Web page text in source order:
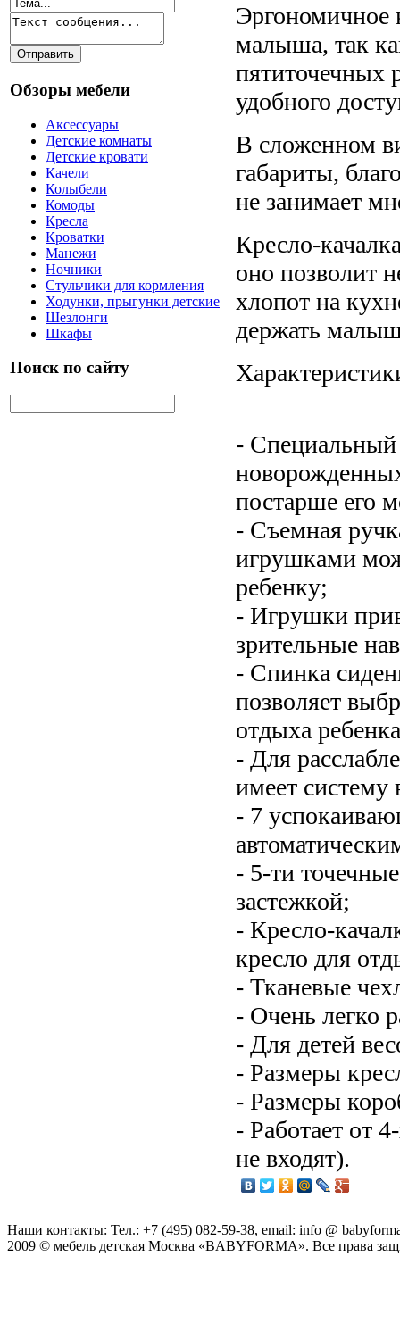
Обзоры мебели
Аксессуары
Детские комнаты
Детские кровати
Качели
Колыбели
Комоды
Кресла
Кроватки
Манежи
Ночники
Стульчики для кормления
Ходунки, прыгунки детские
Шезлонги
Шкафы
Поиск по сайту
Эргономичное
малыша, так
пятиточечных
удобного
В сложенном
габариты,
не занимает
Кресло-
оно позволит
хлопот на
держать
-
постарше его
- Съемная
игрушками
ребенку;
- Игрушки
зрительные
- Спинка
позволяет
отдыха
- Для
имеет систему
- 7
- 5-ти
застежкой;
- Кресло-
кресло для
- Тканевые
- Очень легко
- Для детей
- Размеры
- Размеры
- Работает от
не входят).
Наши контакты: Тел.: +7 (495) 082-59-38, email: info @
2009 © мебель детская Москва «BABYFORMA». Все права